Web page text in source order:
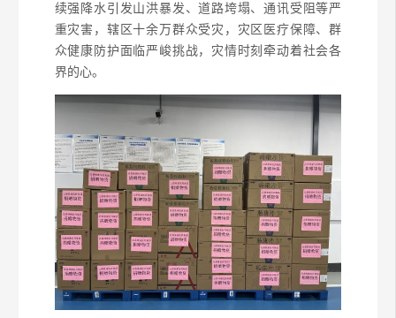
续强降水引发山洪暴发、道路垮塌、通讯受阻等严
重灾害，辖区十余万群众受灾，灾区医疗保障、群
众健康防护面临严峻挑战，灾情时刻牵动着社会各
界的心。